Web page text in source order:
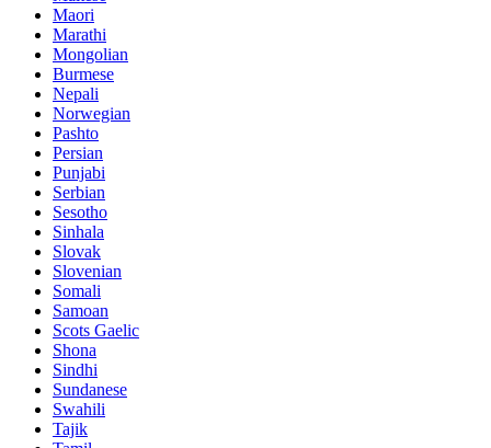
Maori
Marathi
Mongolian
Burmese
Nepali
Norwegian
Pashto
Persian
Punjabi
Serbian
Sesotho
Sinhala
Slovak
Slovenian
Somali
Samoan
Scots Gaelic
Shona
Sindhi
Sundanese
Swahili
Tajik